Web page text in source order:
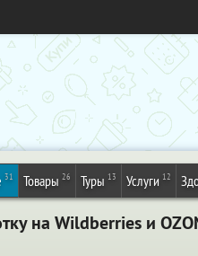
31 Товары 26 Туры 13 Услуги 12
на Wildberries и